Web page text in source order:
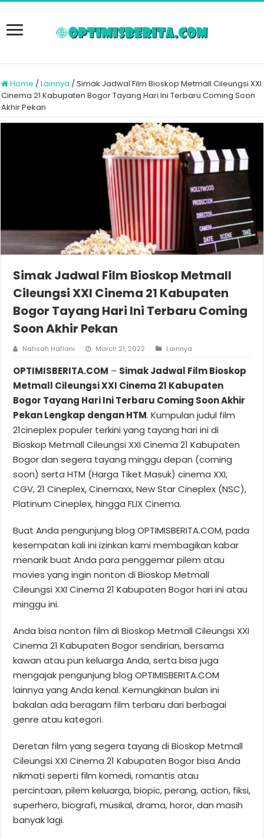
Home /Lainnya /Simak Jadwal Film Bioskop Metmall Cileungsi XXI
Cinema 21 Kabupaten Bogor Tayang Hari Ini Terbaru Coming Soon
Akhir Pekan
Simak Jadwal Film Bioskop Metmall
Cileungsi XXI Cinema 21 Kabupaten
Bogor Tayang Hari Ini Terbaru Coming
Soon Akhir Pekan
Nafisah Haflani March 21, 2022 Lainnya
OPTIMISBERITA.COM – Simak Jadwal Film Bioskop
Metmall Cileungsi XXI Cinema 21 Kabupaten
Bogor Tayang Hari Ini Terbaru Coming Soon Akhir
Pekan Lengkap dengan HTM. Kumpulan judul film
21cineplex populer terkini yang tayang hari ini di
Bioskop Metmall Cileungsi XXI Cinema 21 Kabupaten
Bogor dan segera tayang minggu depan (coming
soon) serta HTM (Harga Tiket Masuk) cinema XXI,
CGV, 21 Cineplex, Cinemaxx, New Star Cineplex (NSC),
Platinum Cineplex, hingga FLIX Cinema.
Buat Anda pengunjung blog OPTIMISBERITA.COM, pada
kesempatan kali ini izinkan kami membagikan kabar
menarik buat Anda para penggemar pilem atau
movies yang ingin nonton di Bioskop Metmall
Cileungsi XXI Cinema 21 Kabupaten Bogor hari ini atau
minggu ini.
Anda bisa nonton film di Bioskop Metmall Cileungsi XXI
Cinema 21 Kabupaten Bogor sendirian, bersama
kawan atau pun keluarga Anda, serta bisa juga
mengajak pengunjung blog OPTIMISBERITA.COM
lainnya yang Anda kenal. Kemungkinan bulan ini
bakalan ada beragam film terbaru dari berbagai
genre atau kategori.
Deretan film yang segera tayang di Bioskop Metmall
Cileungsi XXI Cinema 21 Kabupaten Bogor bisa Anda
nikmati seperti film komedi, romantis atau
percintaan, pilem keluarga, biopic, perang, action, fiksi,
superhero, biografi, musikal, drama, horor, dan masih
banyak lagi.